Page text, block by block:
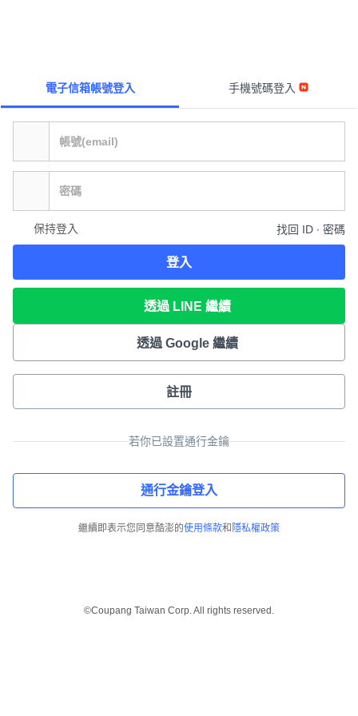
電子信箱帳號登入 手機號碼登入
保持登入 找回 ID ∙ 密碼
登入
透過 LINE 繼續
透過 Google 繼續
註冊
若你已設置通行金鑰
通行金鑰登入
繼續即表示您同意酷澎的使用條款和 隱私權政策
©Coupang Taiwan Corp. All rights reserved.